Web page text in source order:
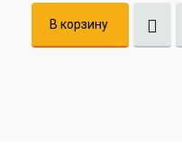
В корзину